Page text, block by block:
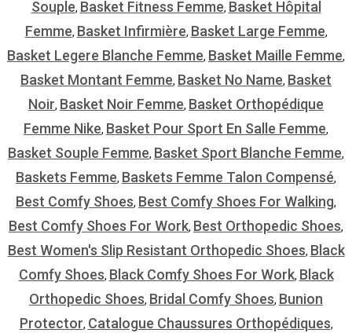
Souple, Basket Fitness Femme, Basket Hôpital
Femme, Basket Infirmière, Basket Large Femme,
Basket Legere Blanche Femme, Basket Maille Femme,
Basket Montant Femme, Basket No Name, Basket
Noir, Basket Noir Femme, Basket Orthopédique
Femme Nike, Basket Pour Sport En Salle Femme,
Basket Souple Femme, Basket Sport Blanche Femme,
Baskets Femme, Baskets Femme Talon Compensé,
Best Comfy Shoes, Best Comfy Shoes For Walking,
Best Comfy Shoes For Work, Best Orthopedic Shoes,
Best Women's Slip Resistant Orthopedic Shoes, Black
Comfy Shoes, Black Comfy Shoes For Work, Black
Orthopedic Shoes, Bridal Comfy Shoes, Bunion
Protector, Catalogue Chaussures Orthopédiques,